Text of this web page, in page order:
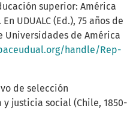
superior: América
UDUALC (Ed.), 75 años de
Universidades de América
handle/Rep-
de selección
justicia social (Chile, 1850-